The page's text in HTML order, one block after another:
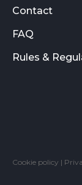
Contact
FAQ
Rules &
Cookie policy |